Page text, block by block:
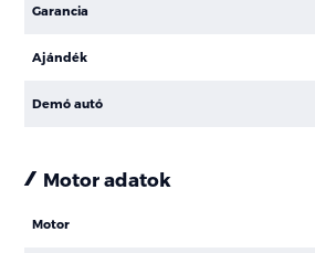
Garancia
Ajándék
Demó autó
Motor adatok
Motor